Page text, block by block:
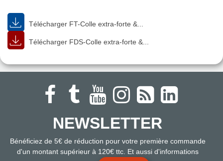
Télécharger FT-Colle extra-forte &...
Télécharger FDS-Colle extra-forte &...
NEWSLETTER
Bénéficiez de 5€ de réduction pour votre première commande
d'un montant supérieur à 120€ ttc. Et aussi d'informations